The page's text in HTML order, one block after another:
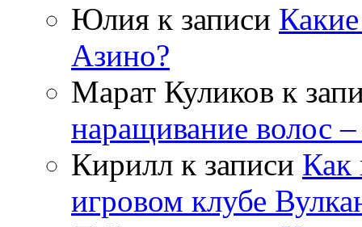
Юлия к записи
Азино?
Марат Куликов к
наращивание волос
Кирилл к записи Как
игровом клубе